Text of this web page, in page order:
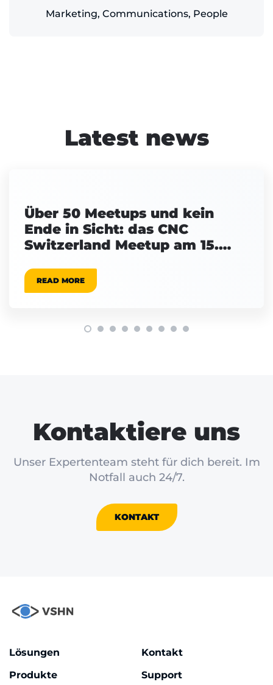
Marketing, Communications, People
Latest news
Über 50 Meetups und kein
Ende in Sicht: das CNC
Switzerland Meetup am 15.
READ MORE
Kontaktiere uns
Unser Expertenteam steht für dich bereit. Im
Notfall auch 24/7.
KONTAKT
Lösungen
Produkte
Kontakt
Support